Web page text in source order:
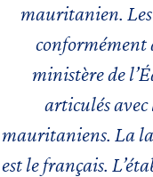
mauritanien. Les
conformément
ministère de
articulés
mauritaniens. La
est le français.